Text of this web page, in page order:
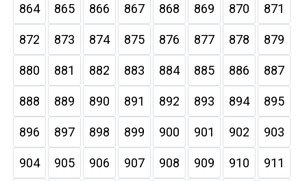
864 865 866 867 868 869 870 871
872 873 874 875 876 877 878 879
880 881 882 883 884 885 886 887
888 889 890 891 892 893 894 895
896 897 898 899 900 901 902 903
904 905 906 907 908 909 910 911